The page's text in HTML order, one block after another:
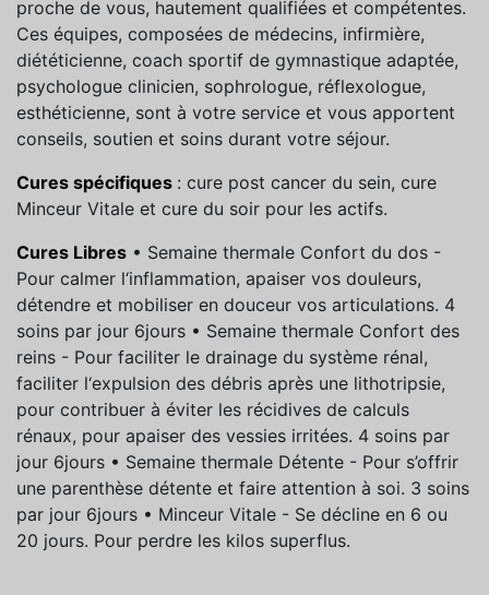
proche de vous, hautement qualifiées et compétentes.
Ces équipes, composées de médecins, infirmière,
diététicienne, coach sportif de gymnastique adaptée,
psychologue clinicien, sophrologue, réflexologue,
esthéticienne, sont à votre service et vous apportent
conseils, soutien et soins durant votre séjour.
Cures spécifiques : cure post cancer du sein, cure
Minceur Vitale et cure du soir pour les actifs.
Cures Libres • Semaine thermale Confort du dos -
Pour calmer l‘inflammation, apaiser vos douleurs,
détendre et mobiliser en douceur vos articulations. 4
soins par jour 6jours • Semaine thermale Confort des
reins - Pour faciliter le drainage du système rénal,
faciliter l‘expulsion des débris après une lithotripsie,
pour contribuer à éviter les récidives de calculs
rénaux, pour apaiser des vessies irritées. 4 soins par
jour 6jours • Semaine thermale Détente - Pour s’offrir
une parenthèse détente et faire attention à soi. 3 soins
par jour 6jours • Minceur Vitale - Se décline en 6 ou
20 jours. Pour perdre les kilos superflus.